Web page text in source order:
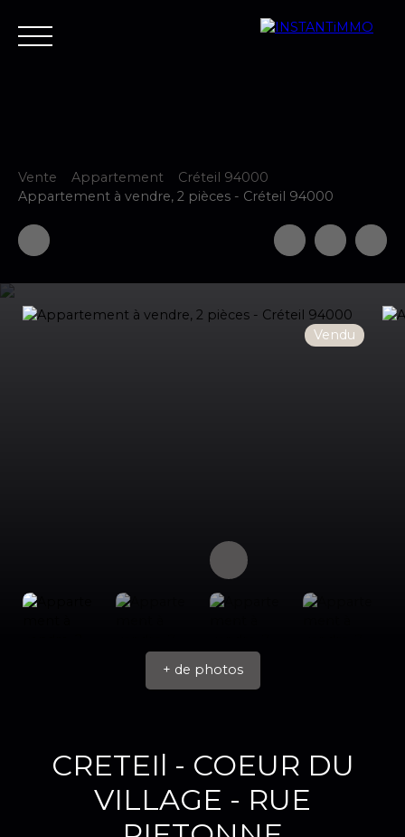
Accueil Estimer Vendre Acheter
Vente Appartement
Créteil 94000
Appartement à vendre, 2 pièces - Créteil 94000
Vendu
+ de photos
CRETEIl - COEUR DU
VILLAGE - RUE